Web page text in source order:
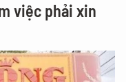
việc phải xin